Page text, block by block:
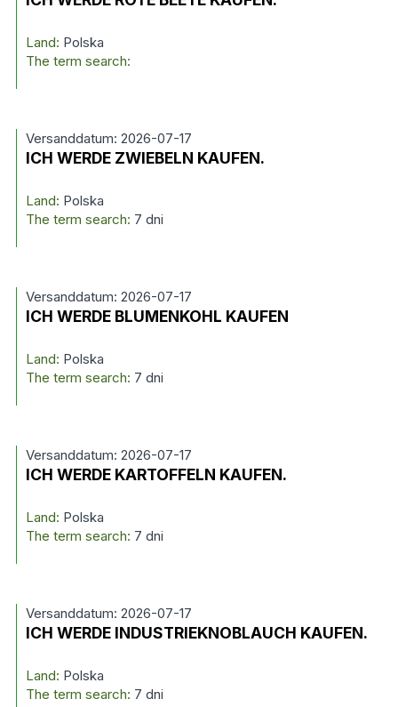
Land: Polska
The term search:
Versanddatum: 2026-07-17
ICH WERDE ZWIEBELN KAUFEN.
Land: Polska
The term search: 7 dni
Versanddatum: 2026-07-17
ICH WERDE BLUMENKOHL KAUFEN
Land: Polska
The term search: 7 dni
Versanddatum: 2026-07-17
ICH WERDE KARTOFFELN KAUFEN.
Land: Polska
The term search: 7 dni
Versanddatum: 2026-07-17
ICH WERDE INDUSTRIEKNOBLAUCH KAUFEN.
Land: Polska
The term search: 7 dni